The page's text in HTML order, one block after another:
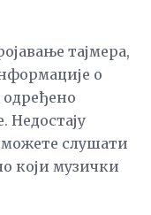
тајмера,
о
одређено
Недостају
можете слушати
који музички